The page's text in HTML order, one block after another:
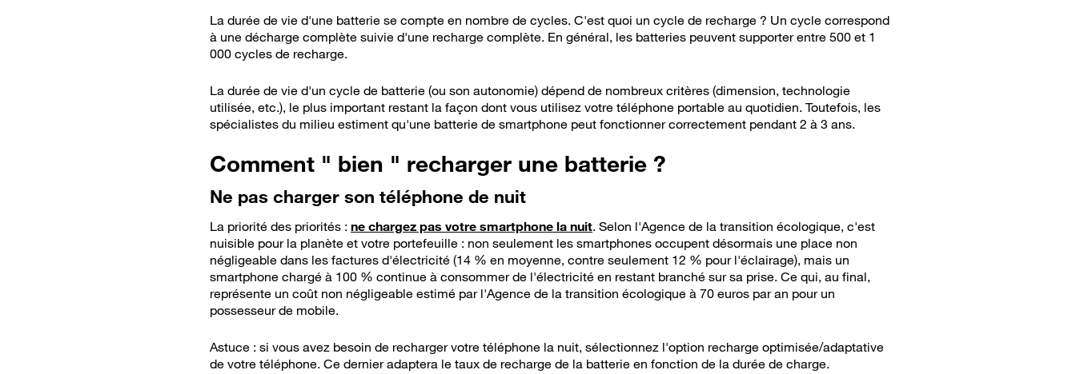
La durée de vie d'une batterie se compte en nombre de cycles. C'est quoi un cycle de recharge ? Un cycle correspond
à une décharge complète suivie d'une recharge complète. En général, les batteries peuvent supporter entre 500 et 1
000 cycles de recharge.
La durée de vie d'un cycle de batterie (ou son autonomie) dépend de nombreux critères (dimension, technologie
utilisée, etc.), le plus important restant la façon dont vous utilisez votre téléphone portable au quotidien. Toutefois, les
spécialistes du milieu estiment qu'une batterie de smartphone peut fonctionner correctement pendant 2 à 3 ans.
Comment " bien " recharger une batterie ?
Ne pas charger son téléphone de nuit
La priorité des priorités : ne chargez pas votre smartphone la nuit. Selon l'Agence de la transition écologique, c'est
nuisible pour la planète et votre portefeuille : non seulement les smartphones occupent désormais une place non
négligeable dans les factures d'électricité (14 % en moyenne, contre seulement 12 % pour l'éclairage), mais un
smartphone chargé à 100 % continue à consommer de l'électricité en restant branché sur sa prise. Ce qui, au final,
représente un coût non négligeable estimé par l'Agence de la transition écologique à 70 euros par an pour un
possesseur de mobile.
Astuce : si vous avez besoin de recharger votre téléphone la nuit, sélectionnez l'option recharge optimisée/adaptative
de votre téléphone. Ce dernier adaptera le taux de recharge de la batterie en fonction de la durée de charge.